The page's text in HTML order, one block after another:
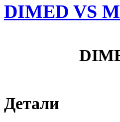
DIMED VS
Детали